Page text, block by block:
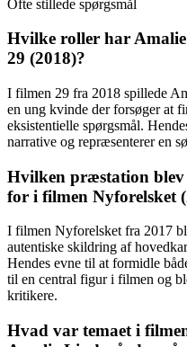
Ofte stillede spørgsmål
Hvilke roller har
29 (2018)?
I filmen 29 fra 2018 spillede
en ung kvinde der forsøger at
eksistentielle spørgsmål.
narrative og repræsenterer en
Hvilken præstation
for i filmen Nyforelsket
I filmen Nyforelsket fra 2017
autentiske skildring af
Hendes evne til at formidle
til en central figur i filmen og
kritikere.
Hvad var temaet i